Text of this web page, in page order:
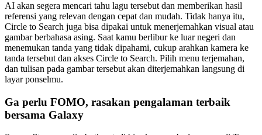
AI akan segera mencari tahu lagu tersebut dan memberikan hasil
referensi yang relevan dengan cepat dan mudah. Tidak hanya itu,
Circle to Search juga bisa dipakai untuk menerjemahkan visual atau
gambar berbahasa asing. Saat kamu berlibur ke luar negeri dan
menemukan tanda yang tidak dipahami, cukup arahkan kamera ke
tanda tersebut dan akses Circle to Search. Pilih menu terjemahan,
dan tulisan pada gambar tersebut akan diterjemahkan langsung di
layar ponselmu.
Ga perlu FOMO, rasakan pengalaman terbaik
bersama Galaxy